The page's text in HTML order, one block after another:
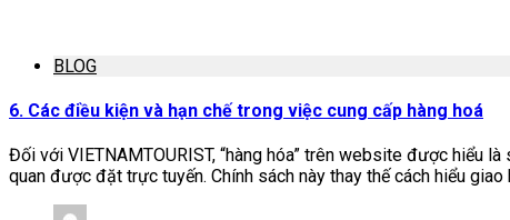
BLOG
6. Các điều kiện và hạn chế trong việc cung cấp hàng hoá
Đối với VIETNAMTOURIST, “hàng hóa” trên website được hiểu
quan được đặt trực tuyến. Chính sách này thay thế cách hiểu